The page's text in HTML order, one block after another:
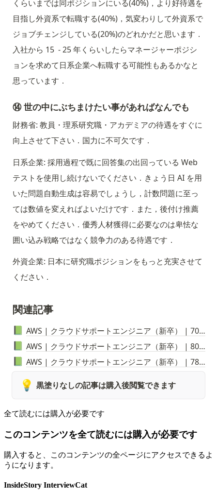
くらいまでは同ポジションにいる(40%)，より好待遇を
目指し外資系で転職する(40%)，気変わりして外資系で
ジョブチェンジしている(20%)のどれかだと思います．
入社から 15  - 25 年くらいしたらマネージャーポジシ
ョンを求めて日系企業へ転職する可能性もあるかなと
思っています．
⑭ 世の中にぶちまけたい事があればなんでも
財務省: 教員・理系研究職・アカデミアの待遇をすぐに
向上させて下さい．国力に不可欠です．
日系企業: 採用過程で既に回答集の出回っている Web
テストを使用し続けないでください．きょう日 AI を用
いた問題自動生成は容易でしょうし，計数問題に至っ
ては数値を変えればよいだけです．また，後付け推薦
をやめてください．優秀人材獲得に必要なのは卑怯な
囲い込み戦略ではなく競争力のある待遇です．
外資企業: 日本に研究職ポジションをもっと充実させて
ください．
関連記事
AWS | クラウドサポートエンジニア （新卒） | 700万円後半
AWS | クラウドサポートエンジニア（新卒） | 800万円
AWS | クラウドサポートエンジニア （新卒） | 780万円
💡 黒塗りなしの記事は購入後閲覧できます
全て読むには購入が必要です
このコンテンツを全て読むには購入が必要です
購入すると、このコンテンツの全ページにアクセスできるよ
うになります。
InsideStory InterviewCat